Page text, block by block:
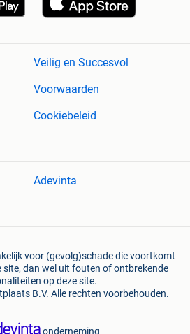
Veilig en Succesvol
Voorwaarden
Cookiebeleid
Adevinta
voor (gevolg)schade die voortkomt
site, dan wel uit fouten of ontbrekende
op deze site.
B.V. Alle rechten voorbehouden.
onderneming